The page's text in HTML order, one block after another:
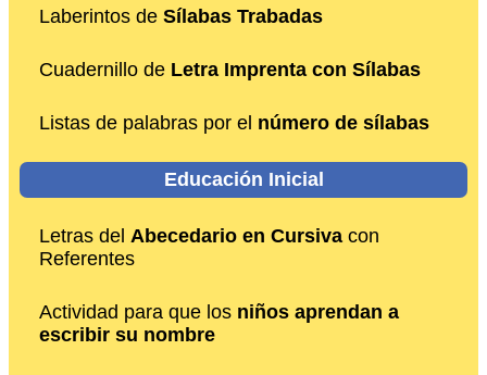
Laberintos de Sílabas Trabadas
Cuadernillo de Letra Imprenta con Sílabas
Listas de palabras por el número de sílabas
Educación Inicial
Letras del Abecedario en Cursiva con
Referentes
Actividad para que los niños aprendan a
escribir su nombre